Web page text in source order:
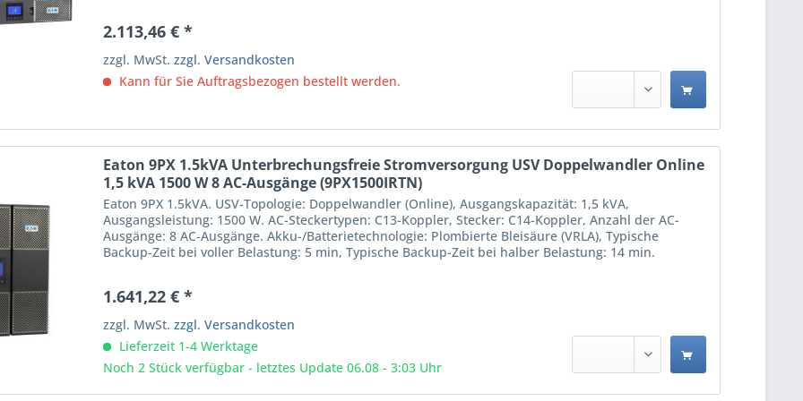
2.113,46 € *
zzgl. MwSt.zzgl. Versandkosten
Kann für Sie Auftragsbezogen bestellt werden.
Eaton 9PX 1.5kVA Unterbrechungsfreie Stromversorgung USV Doppelwandler Online
1,5 kVA 1500 W 8 AC-Ausgänge (9PX1500IRTN)
Eaton 9PX 1.5kVA. USV-Topologie: Doppelwandler (Online), Ausgangskapazität: 1,5 kVA,
Ausgangsleistung: 1500 W. AC-Steckertypen: C13-Koppler, Stecker: C14-Koppler, Anzahl der AC-
Ausgänge: 8 AC-Ausgänge. Akku-/Batterietechnologie: Plombierte Bleisäure (VRLA), Typische
Backup-Zeit bei voller Belastung: 5 min, Typische Backup-Zeit bei halber Belastung: 14 min.
1.641,22 € *
zzgl. MwSt.zzgl. Versandkosten
Lieferzeit 1-4 Werktage
Noch 2 Stück verfügbar - letztes Update 06.08 - 3:03 Uhr